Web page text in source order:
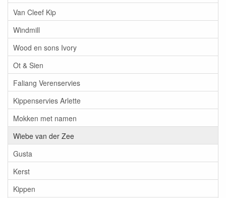
Van Cleef Kip
Windmill
Wood en sons Ivory
Ot & Sien
Faliang Verenservies
Kippenservies Arlette
Mokken met namen
Wiebe van der Zee
Gusta
Kerst
Kippen